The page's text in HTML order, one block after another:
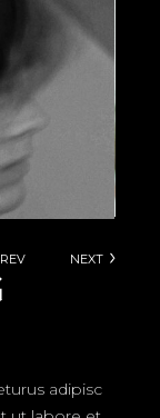
NEXT
adipisc